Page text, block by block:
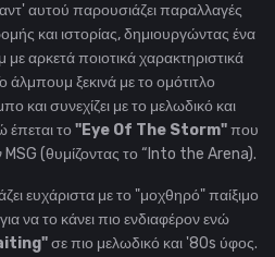
αυτού παρουσιάζει παραλλαγές
και ιστορίας, δημιουργώντας ένα
αρκετά ποιοτικά χαρακτηριστικά
ξεκινά με το ομότιτλο
και συνεχίζει με το μελωδικό και
έπεται το "Eye Of The Storm"που
MSG (θυμίζοντας το “Into the Arena).
ευχάριστα με το "μοχθηρό" παίξιμο
να το κάνει πιο ενδιαφέρον ενώ
σε πιο μελωδικό και '80s ύφος.